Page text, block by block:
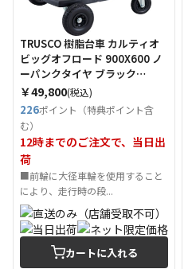
TRUSCO 樹脂台車 カルティオ
ビッグオフロード 900X600 ノ
ーパンクタイヤ ブラック
（Tcode：2558864）
￥49,800(税込)
226ポイント（特典ポイント含
む）
12時までのご注文で、当日出
荷
■前輪に大径車輪を使用すること
により、走行時の段...
カートに入れる